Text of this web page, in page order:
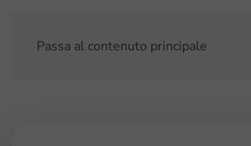
Passa al contenuto principale